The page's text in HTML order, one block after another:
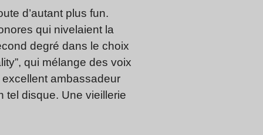
d’autant plus fun.
qui nivelaient la
degré dans le choix
qui mélange des voix
ambassadeur
tel disque. Une vieillerie